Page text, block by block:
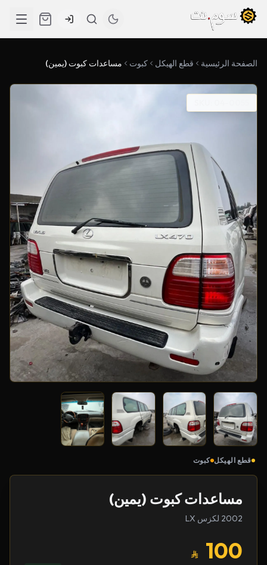
الصفحة الرئيسية قطع الهيكل كبوت مساعدات كبوت (يمين)
قطع الهيكل كبوت
مساعدات كبوت (يمين)
2002 لكزس LX
100